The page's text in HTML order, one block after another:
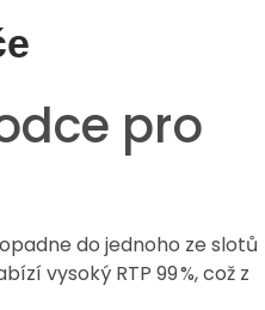
pro
do jednoho ze slotů
vysoký RTP 99 %, což z